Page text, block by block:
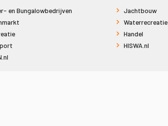
en Bungalowbedrijven
Jachtbouw
Waterrecreatie
Handel
HISWA.nl